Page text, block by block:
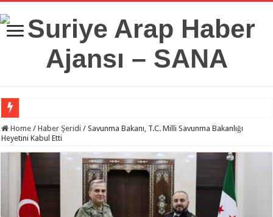
Suriye Savunma Bakanlığı’ndan Bir Heyet, Türkiye’deki Milli Savunma
Home / Haber Şeridi / Savunma Bakanı, T.C. Milli Savunma Bakanlığı
Heyetini Kabul Etti